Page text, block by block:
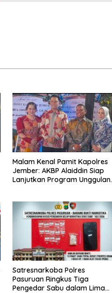
Malam Kenal Pamit Kapolres
Jember: AKBP Alaiddin Siap
Lanjutkan Program Unggulan
Satresnarkoba Polres
Pasuruan Ringkus Tiga
Pengedar Sabu dalam Lima